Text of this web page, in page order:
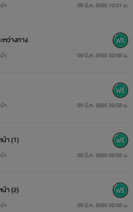
า 08 มี.ค. 2565 10:31 น.
หว่างทาง
า 09 มี.ค. 2565 02:58 น.
า 09 มี.ค. 2565 02:58 น.
า (1)
า 09 มี.ค. 2565 02:58 น.
า (2)
า 09 มี.ค. 2565 02:58 น.